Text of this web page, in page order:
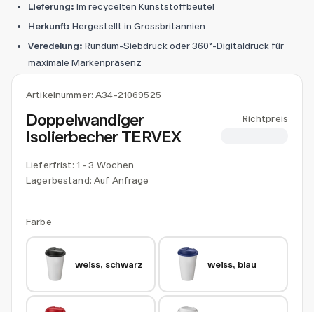
Artikelnummer:A34-21069525
Doppelwandiger
Isolierbecher TERVEX
Richtpreis
Lieferfrist: 1 - 3 Wochen
Lagerbestand: Auf Anfrage
Farbe
weiss, schwarz weiss, blau
Lieferung: Im recycelten Kunststoffbeutel
Herkunft: Hergestellt in Grossbritannien
Veredelung: Rundum-Siebdruck oder 360°-Digitaldruck für
maximale Markenpräsenz